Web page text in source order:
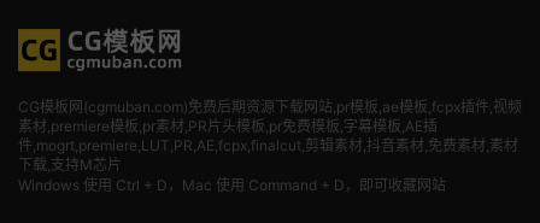
CG模板网(cgmuban.com)免费后期资源下载网站,pr模板,ae模板,fcpx插件,视频
素材 ,premiere模板,pr素材,PR片头模板,pr免费模板,字幕模板,AE插
件,mogrt,premiere,LUT,PR,AE,fcpx,finalcut,剪辑素材,抖音素材,免费素材,素材
下载,支持M芯片
Windows 使用 Ctrl + D，Mac 使用 Command + D，即可收藏网站